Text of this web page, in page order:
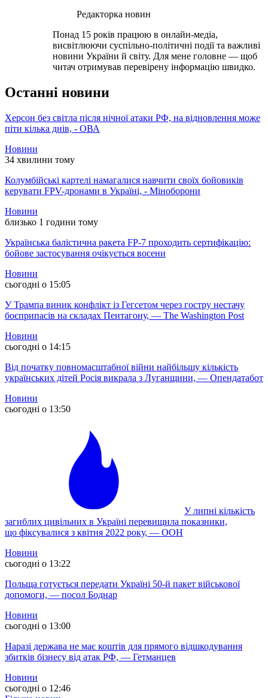
Редакторка новин
Понад 15 років працюю в онлайн-медіа,
висвітлюючи суспільно-політичні події та важливі
новини України й світу. Для мене головне — щоб
читач отримував перевірену інформацію швидко.
Останні новини
Херсон без світла після нічної атаки РФ, на відновлення може
піти кілька днів, - ОВА
Новини
34 хвилини тому
Колумбійські картелі намагалися навчити своїх бойовиків
керувати FPV-дронами в Україні, - Міноборони
Новини
близько 1 години тому
Українська балістична ракета FP-7 проходить сертифікацію:
бойове застосування очікується восени
Новини
сьогодні о 15:05
У Трампа виник конфлікт із Гегсетом через гостру нестачу
боєприпасів на складах Пентагону, — The Washington Post
Новини
сьогодні о 14:15
Від початку повномасштабної війни найбільшу кількість
українських дітей Росія викрала з Луганщини, — Опендатабот
Новини
сьогодні о 13:50
У липні кількість
загиблих цивільних в Україні перевищила показники,
що фіксувалися з квітня 2022 року, — ООН
Новини
сьогодні о 13:22
Польща готується передати Україні 50-й пакет військової
допомоги, — посол Боднар
Новини
сьогодні о 13:00
Наразі держава не має коштів для прямого відшкодування
збитків бізнесу від атак РФ, — Гетманцев
Новини
сьогодні о 12:46